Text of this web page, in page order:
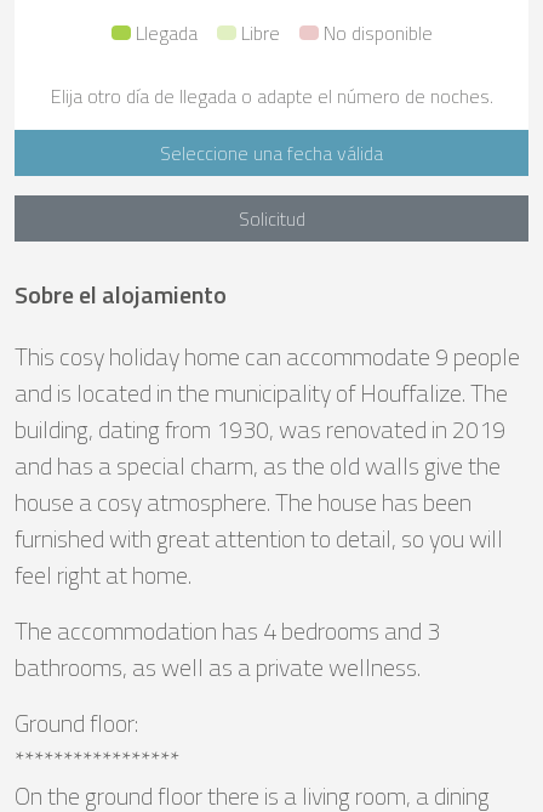
Llegada
Libre No disponible
Elija otro día de llegada o adapte el número de noches.
Seleccione una fecha válida
Solicitud
Sobre el alojamiento
This cosy holiday home can accommodate 9 people
and is located in the municipality of Houffalize. The
building, dating from 1930, was renovated in 2019
and has a special charm, as the old walls give the
house a cosy atmosphere. The house has been
furnished with great attention to detail, so you will
feel right at home.
The accommodation has 4 bedrooms and 3
bathrooms, as well as a private wellness.
Ground floor:
*****************
On the ground floor there is a living room, a dining